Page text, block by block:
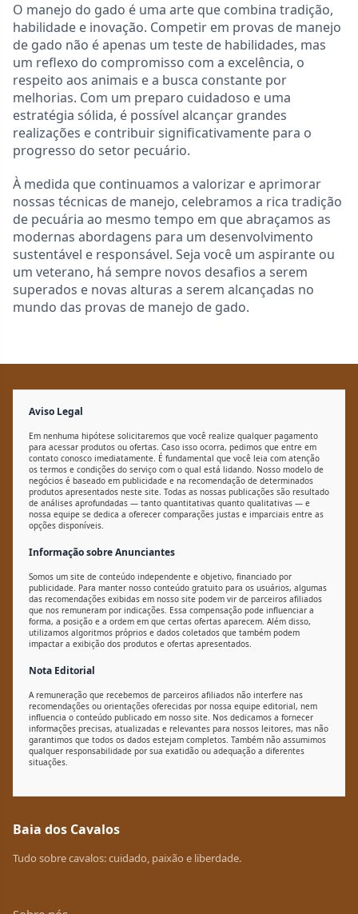
O manejo do gado é uma arte que combina tradição,
habilidade e inovação. Competir em provas de manejo
de gado não é apenas um teste de habilidades, mas
um reflexo do compromisso com a excelência, o
respeito aos animais e a busca constante por
melhorias. Com um preparo cuidadoso e uma
estratégia sólida, é possível alcançar grandes
realizações e contribuir significativamente para o
progresso do setor pecuário.
À medida que continuamos a valorizar e aprimorar
nossas técnicas de manejo, celebramos a rica tradição
de pecuária ao mesmo tempo em que abraçamos as
modernas abordagens para um desenvolvimento
sustentável e responsável. Seja você um aspirante ou
um veterano, há sempre novos desafios a serem
superados e novas alturas a serem alcançadas no
mundo das provas de manejo de gado.
Aviso Legal
Em nenhuma hipótese solicitaremos que você realize qualquer pagamento
para acessar produtos ou ofertas. Caso isso ocorra, pedimos que entre em
contato conosco imediatamente. É fundamental que você leia com atenção
os termos e condições do serviço com o qual está lidando. Nosso modelo de
negócios é baseado em publicidade e na recomendação de determinados
produtos apresentados neste site. Todas as nossas publicações são resultado
de análises aprofundadas — tanto quantitativas quanto qualitativas — e
nossa equipe se dedica a oferecer comparações justas e imparciais entre as
opções disponíveis.
Informação sobre Anunciantes
Somos um site de conteúdo independente e objetivo, financiado por
publicidade. Para manter nosso conteúdo gratuito para os usuários, algumas
das recomendações exibidas em nosso site podem vir de parceiros afiliados
que nos remuneram por indicações. Essa compensação pode influenciar a
forma, a posição e a ordem em que certas ofertas aparecem. Além disso,
utilizamos algoritmos próprios e dados coletados que também podem
impactar a exibição dos produtos e ofertas apresentados.
Nota Editorial
A remuneração que recebemos de parceiros afiliados não interfere nas
recomendações ou orientações oferecidas por nossa equipe editorial, nem
influencia o conteúdo publicado em nosso site. Nos dedicamos a fornecer
informações precisas, atualizadas e relevantes para nossos leitores, mas não
garantimos que todos os dados estejam completos. Também não assumimos
qualquer responsabilidade por sua exatidão ou adequação a diferentes
situações.
Baia dos Cavalos
Tudo sobre cavalos: cuidado, paixão e liberdade.